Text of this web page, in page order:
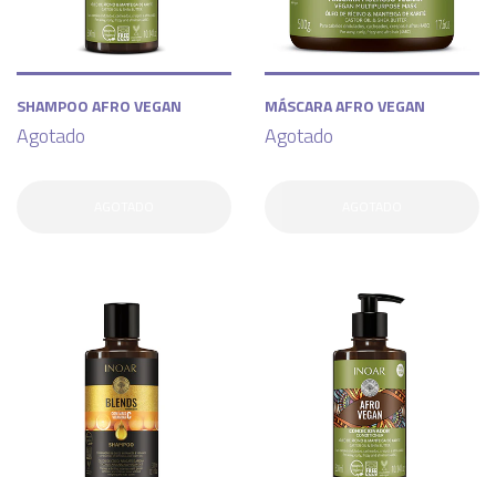
SHAMPOO AFRO VEGAN
Agotado
MÁSCARA AFRO VEGAN
Agotado